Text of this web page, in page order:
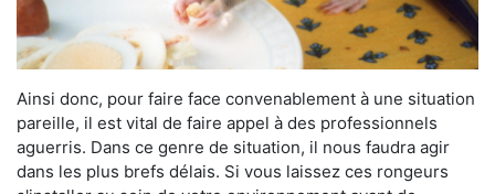
Ainsi donc, pour faire face convenablement à une situation
pareille, il est vital de faire appel à des professionnels
aguerris. Dans ce genre de situation, il nous faudra agir
dans les plus brefs délais. Si vous laissez ces rongeurs